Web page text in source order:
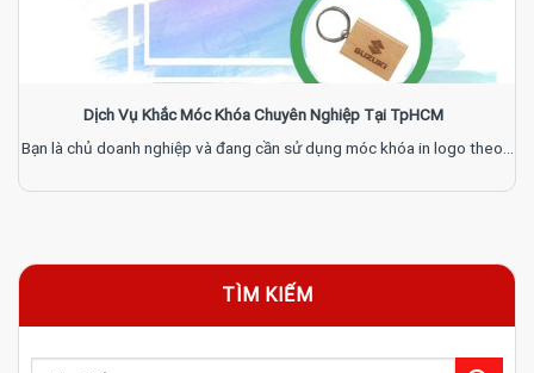
Dịch Vụ Khắc Móc Khóa Chuyên Nghiệp Tại TpHCM
Bạn là chủ doanh nghiệp và đang cần sử dụng móc khóa in logo theo...
TÌM KIẾM